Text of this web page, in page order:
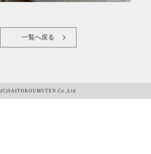
一覧へ戻る
(C)SAITOKOUMUTEN.Co.,Ltd